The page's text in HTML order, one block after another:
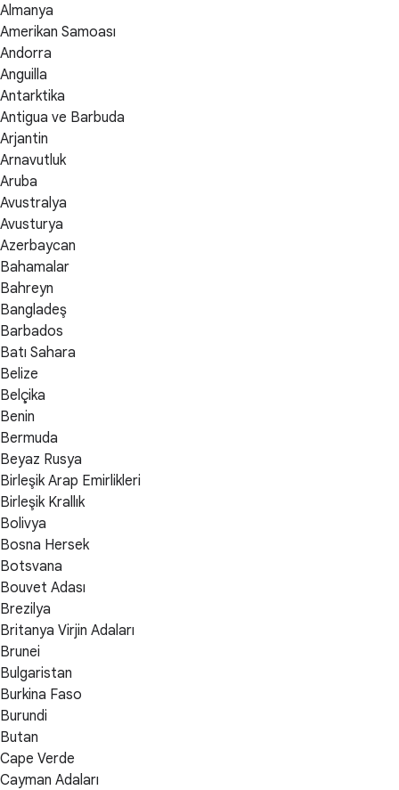
Almanya
Amerikan Samoası
Andorra
Anguilla
Antarktika
Antigua ve Barbuda
Arjantin
Arnavutluk
Aruba
Avustralya
Avusturya
Azerbaycan
Bahamalar
Bahreyn
Bangladeş
Barbados
Batı Sahara
Belize
Belçika
Benin
Bermuda
Beyaz Rusya
Birleşik Arap Emirlikleri
Birleşik Krallık
Bolivya
Bosna Hersek
Botsvana
Bouvet Adası
Brezilya
Britanya Virjin Adaları
Brunei
Bulgaristan
Burkina Faso
Burundi
Butan
Cape Verde
Cayman Adaları